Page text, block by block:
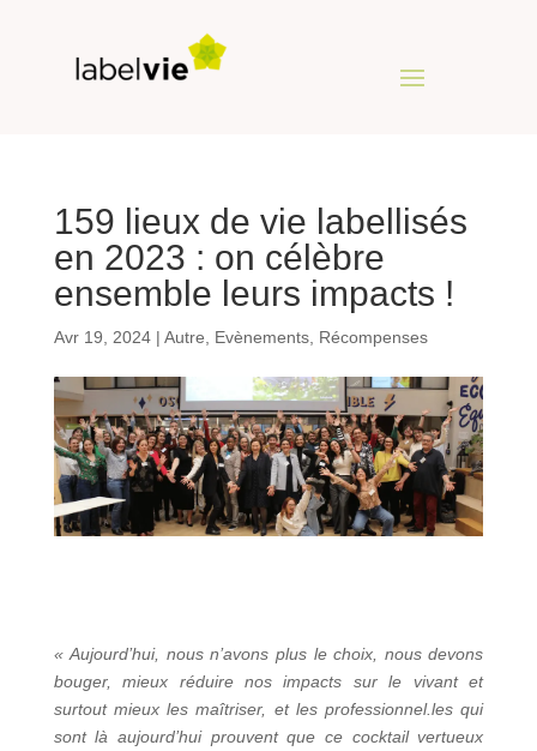
159 lieux de vie labellisés
en 2023 : on célèbre
ensemble leurs impacts !
Avr 19, 2024| Autre Evènements, Récompenses
« Aujourd’hui, nous n’avons plus le choix, nous devons
bouger, mieux réduire nos impacts sur le vivant et
surtout mieux les maîtriser, et les professionnel.les qui
sont là aujourd’hui prouvent que ce cocktail vertueux